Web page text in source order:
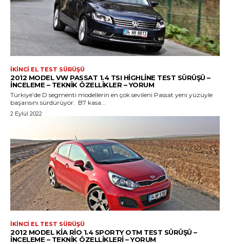
İKINCI EL TEST SÜRÜŞÜ
2012 MODEL VW PASSAT 1.4 TSI HIGHLINE TEST SÜRÜŞÜ –
İNCELEME – TEKNIK ÖZELLIKLER – YORUM
Türkiye’de D segmenti modellerin en çok sevileni Passat yeni yüzüyle
başarısını sürdürüyor. B7 kasa...
2 Eylül 2022
İKINCI EL TEST SÜRÜŞÜ
2012 MODEL KIA RIO 1.4 SPORTY OTM TEST SÜRÜŞÜ –
İNCELEME – TEKNIK ÖZELLIKLERI – YORUM